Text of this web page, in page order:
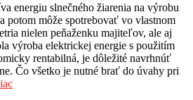
energiu slnečného žiarenia na výrobu
potom môže spotrebovať vo vlastnom
nielen peňaženku majiteľov, ale aj
výroba elektrickej energie s použitím
rentabilná, je dôležité navrhnúť
Čo všetko je nutné brať do úvahy pri